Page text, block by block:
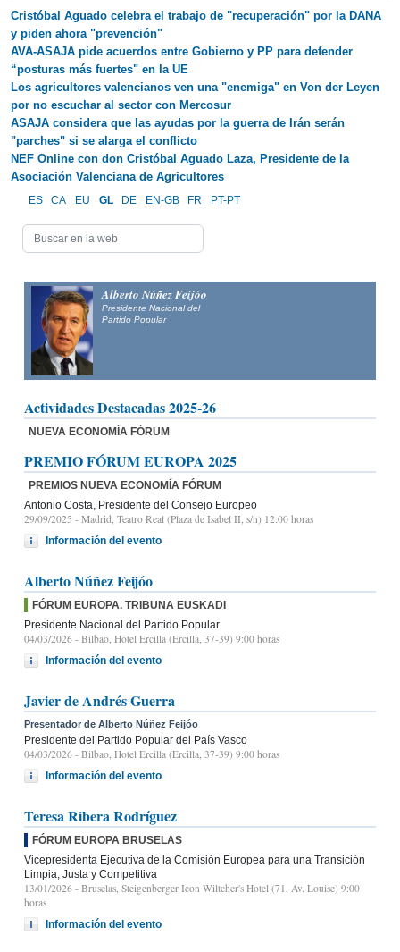
Cristóbal Aguado celebra el trabajo de "recuperación" por la DANA
y piden ahora "prevención"
AVA-ASAJA pide acuerdos entre Gobierno y PP para defender
“posturas más fuertes" en la UE
Los agricultores valencianos ven una "enemiga" en Von der Leyen
por no escuchar al sector con Mercosur
ASAJA considera que las ayudas por la guerra de Irán serán
"parches" si se alarga el conflicto
NEF Online con don Cristóbal Aguado Laza, Presidente de la
Asociación Valenciana de Agricultores
ES CA EU GL DE EN-GB FR PT-PT
Alberto Núñez Feijóo
Presidente Nacional del
Partido Popular
Actividades Destacadas 2025-26
NUEVA ECONOMÍA FÓRUM
PREMIO FÓRUM EUROPA 2025
PREMIOS NUEVA ECONOMÍA FÓRUM
Antonio Costa, Presidente del Consejo Europeo
29/09/2025 - Madrid, Teatro Real (Plaza de Isabel II, s/n) 12:00 horas
Información del evento
Alberto Núñez Feijóo
FÓRUM EUROPA. TRIBUNA EUSKADI
Presidente Nacional del Partido Popular
04/03/2026 - Bilbao, Hotel Ercilla (Ercilla, 37-39) 9:00 horas
Información del evento
Javier de Andrés Guerra
Presentador de Alberto Núñez Feijóo
Presidente del Partido Popular del País Vasco
04/03/2026 - Bilbao, Hotel Ercilla (Ercilla, 37-39) 9:00 horas
Información del evento
Teresa Ribera Rodríguez
FÓRUM EUROPA BRUSELAS
Vicepresidenta Ejecutiva de la Comisión Europea para una Transición
Limpia, Justa y Competitiva
13/01/2026 - Bruselas, Steigenberger Icon Wiltcher's Hotel (71, Av. Louise) 9:00
horas
Información del evento